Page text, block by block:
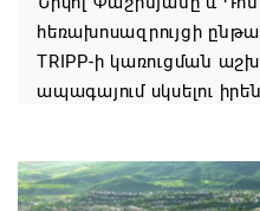
հեռախոսազրույցի
TRIPP-ի կառուցման
ապագայում սկսելու
Փաշինյանն ու Ալիևը